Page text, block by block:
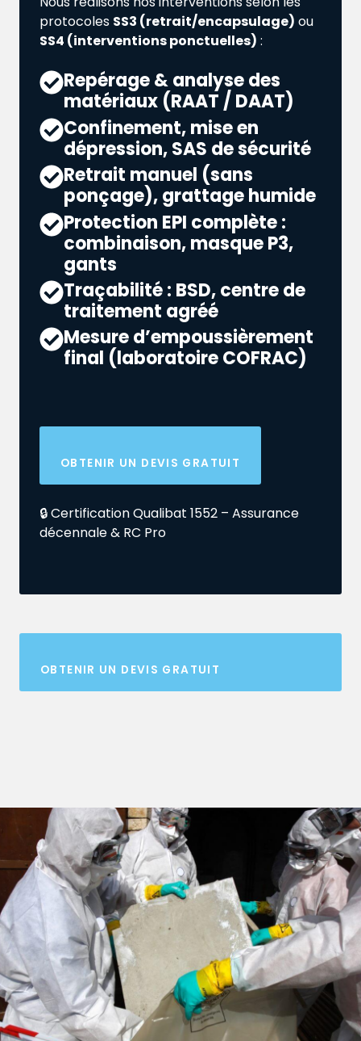
protocoles SS3 (retrait/encapsulage) ou
SS4 (interventions ponctuelles) :
Repérage & analyse des
matériaux (RAAT / DAAT)
Confinement, mise en
dépression, SAS de sécurité
Retrait manuel (sans
ponçage), grattage humide
Protection EPI complète :
combinaison, masque P3,
gants
Traçabilité : BSD, centre de
traitement agréé
Mesure d’empoussièrement
final (laboratoire COFRAC)
OBTENIR UN DEVIS GRATUIT
🔒 Certification Qualibat 1552 – Assurance
décennale & RC Pro
OBTENIR UN DEVIS GRATUIT